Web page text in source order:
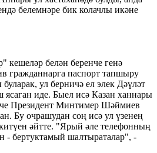
белемнәре бик колачлы икәне
кешеләр белән беренче генә
гражданнарга паспорт тапшыру
ул берничә ел элек Дәүләт
иде. Быел исә Казан ханнары
Президент Минтимер Шәймиев
Бу очрашудан соң исә ул үзенең
әйтте. "Ярый әле телефонның
- бертуктамый шалтыраталар", -